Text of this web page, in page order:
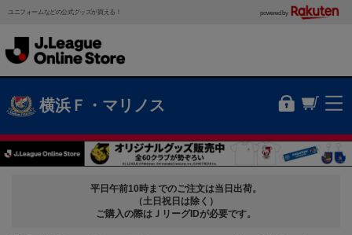
ユニフォームなどの公式グッズが買える！ powered by
横浜Ｆ・マリノス
平日午前10時までのご注文は当日出荷。
（土日祝日は除く）
ご購入の際はＪリーグIDが必要です。